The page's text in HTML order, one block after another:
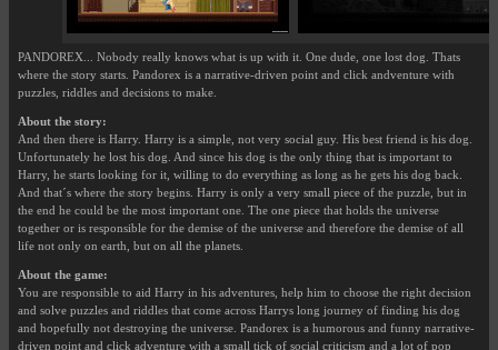
PANDOREX... Nobody really knows what is up with it. One dude, one lost dog. Thats
where the story starts. Pandorex is a narrative-driven point and click andventure with
puzzles, riddles and decisions to make.
About the story:
And then there is Harry. Harry is a simple, not very social guy. His best friend is his dog.
Unfortunately he lost his dog. And since his dog is the only thing that is important to
Harry, he starts looking for it, willing to do everything as long as he gets his dog back.
And that´s where the story begins. Harry is only a very small piece of the puzzle, but in
the end he could be the most important one. The one piece that holds the universe
together or is responsible for the demise of the universe and therefore the demise of all
life not only on earth, but on all the planets.
About the game:
You are responsible to aid Harry in his adventures, help him to choose the right decision
and solve puzzles and riddles that come across Harrys long journey of finding his dog
and hopefully not destroying the universe. Pandorex is a humorous and funny narrative-
driven point and click adventure with a small tick of social criticism and a lot of pop